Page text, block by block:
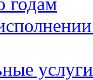
услуги